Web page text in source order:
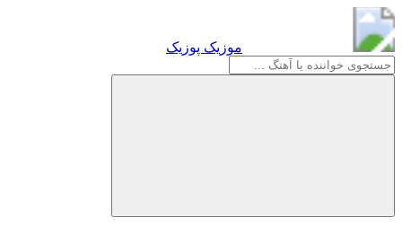
موزیک پوزیک